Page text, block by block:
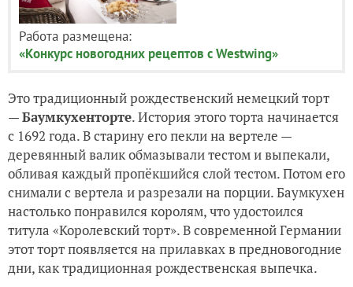
Работа размещена:
«Конкурс новогодних рецептов с Westwing»
Это традиционный рождественский немецкий торт
—Баумкухенторте. История этого торта начинается
с 1692 года. В старину его пекли на вертеле —
деревянный валик обмазывали тестом и выпекали,
обливая каждый пропёкшийся слой тестом. Потом его
снимали с вертела и разрезали на порции. Баумкухен
настолько понравился королям, что удостоился
титула «Королевский торт». В современной Германии
этот торт появляется на прилавках в предновогодние
дни, как традиционная рождественская выпечка.